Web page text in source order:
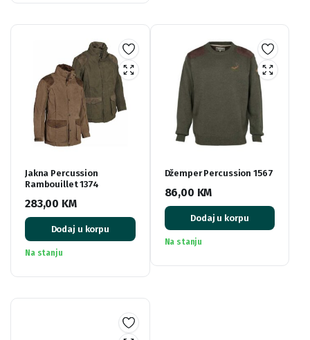
Jakna Percussion
Rambouillet 1374
283,00 KM
Dodaj u korpu
Na stanju
Džemper Percussion 1567
86,00 KM
Dodaj u korpu
Na stanju